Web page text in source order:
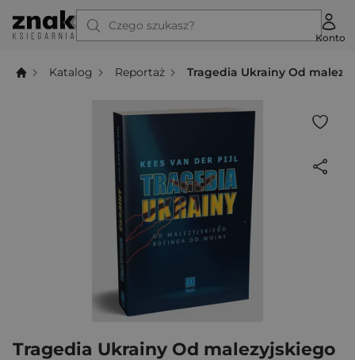
Czego szukasz?
Konto
Katalog Reportaż Tragedia Ukrainy Od
Tragedia Ukrainy Od malezyjskiego